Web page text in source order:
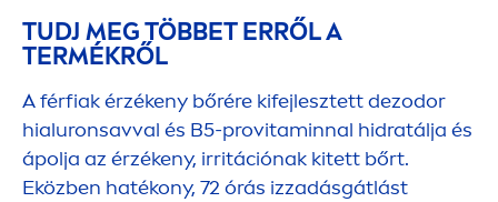
TUDJ MEG TÖBBET ERRŐL A
TERMÉKRŐL
A férfiak érzékeny bőrére kifejlesztett dezodor
hialuronsavval és B5-provitaminnal hidratálja és
ápolja az érzékeny, irritációnak kitett bőrt.
Eközben hatékony, 72 órás izzadásgátlást